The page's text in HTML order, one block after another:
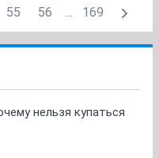
55 56 ... 169
нельзя купаться